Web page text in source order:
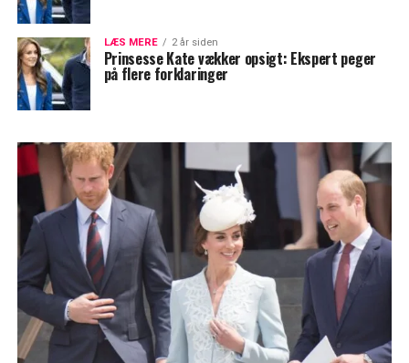
LÆS MERE 2 år siden
Prinsesse Kate vækker opsigt: Ekspert peger
på flere forklaringer